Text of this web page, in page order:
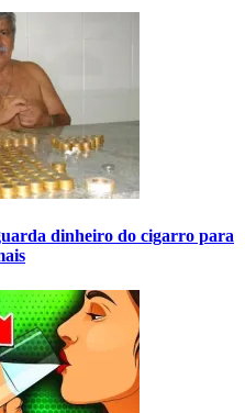
dinheiro do cigarro para